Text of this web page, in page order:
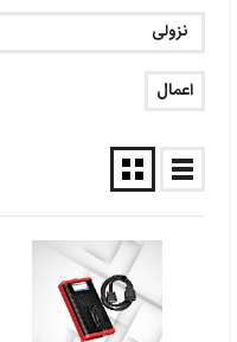
نزولی
اعمال